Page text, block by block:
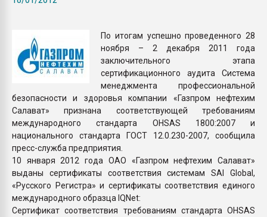
ПЕРЕЙТИ НА
По итогам успешно проведенного 28
ноября – 2 декабря 2011 года
заключительного этапа
сертификационного аудита Система
менеджмента профессиональной
безопасности и здоровья компании «Газпром нефтехим
Салават» признана соответствующей требованиям
международного стандарта OHSAS 1800:2007 и
национального стандарта ГОСТ 12.0.230-2007, сообщила
пресс-служба предприятия.
10 января 2012 года ОАО «Газпром нефтехим Салават»
выданы сертификаты соответствия системам SAI Global,
«Русского Регистра» и сертификаты соответствия единого
международного образца IQNet:
Сертификат соответствия требованиям стандарта OHSAS